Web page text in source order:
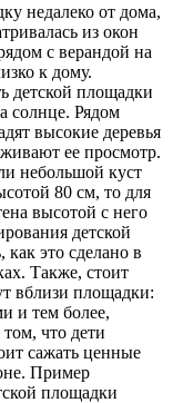
недалеко от дома,
из окон
с верандой на
к дому.
детской площадки
солнце. Рядом
высокие деревья
ее просмотр.
небольшой куст
80 см, то для
высотой с него
детской
это сделано в
Также, стоит
вблизи площадки:
и тем более,
что дети
сажать ценные
Пример
площадки